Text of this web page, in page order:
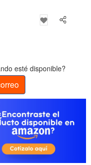
esté disponible?